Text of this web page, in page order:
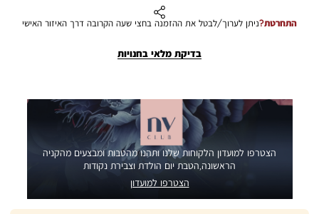
התחרטת?ניתן לערוך/לבטל את ההזמנה בחצי שעה הקרובה דרך האיזור האישי
בדיקת מלאי בחנויות
הצטרפו למועדון הלקוחות שלנו ותהנו מהטבות ומבצעים מהקניה
הראשונה,הטבת יום הולדת וצבירת נקודות
הצטרפו למועדון